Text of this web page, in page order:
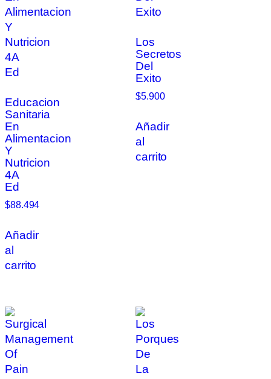
Educacion
Sanitaria
En
Alimentacion
Y
Nutricion
4A
Ed
$88.494
Añadir
al
carrito
Los
Secretos
Del
Exito
$5.900
Añadir
al
carrito